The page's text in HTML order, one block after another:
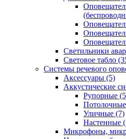
Светильники
Световое табло
Системы речевого
Аксессуары (5)
Аккустические
Рупорные
Потолочные
Уличные (7)
Настенные
Микрофоны,